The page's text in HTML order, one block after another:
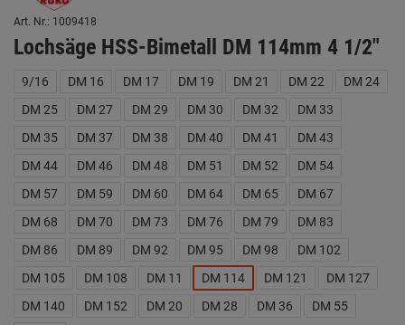
Art. Nr.: 1009418
Lochsäge HSS-Bimetall DM 114mm 4 1/2"
9/16 DM 16 DM 17 DM 19 DM 21 DM 22
DM 24
DM 25
DM 27 DM 29 DM 30 DM 32
DM 33
DM 35
DM 37 DM 38 DM 40 DM 41
DM 43
DM 44
DM 46 DM 48 DM 51 DM 52
DM 54
DM 57
DM 59 DM 60 DM 64 DM 65
DM 67
DM 68
DM 70 DM 73 DM 76 DM 79
DM 83
DM 86
DM 89 DM 92 DM 95 DM 98
DM 102
DM 105
DM 108 DM 11 DM 114 DM 121
DM 127
DM 140
DM 152 DM 20 DM 28 DM 36
DM 55